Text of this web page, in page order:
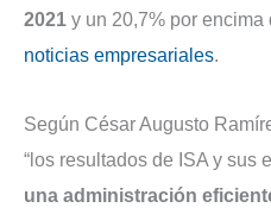
2021 y un 20,7% por encima
noticias empresariales.
Según César Augusto
“los resultados de ISA y sus
una administración